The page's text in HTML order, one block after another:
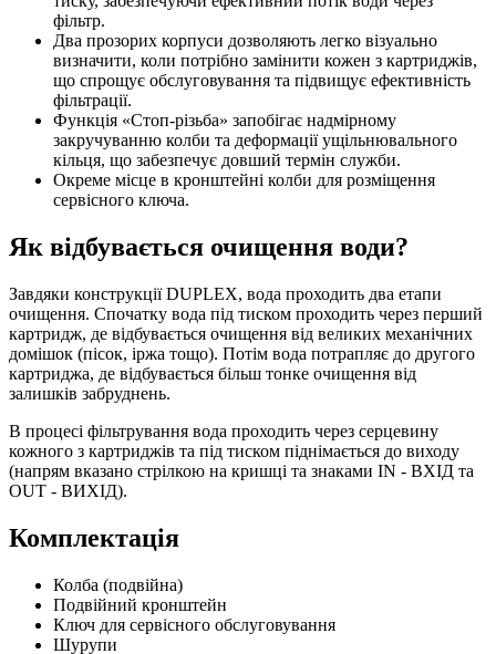
фільтр.
Два прозорих корпуси дозволяють легко візуально
визначити, коли потрібно замінити кожен з картриджів,
що спрощує обслуговування та підвищує ефективність
фільтрації.
Функція «Стоп-різьба» запобігає надмірному
закручуванню колби та деформації ущільнювального
кільця, що забезпечує довший термін служби.
Окреме місце в кронштейні колби для розміщення
сервісного ключа.
Як відбувається очищення води?
Завдяки конструкції DUPLEX, вода проходить два етапи
очищення. Спочатку вода під тиском проходить через перший
картридж, де відбувається очищення від великих механічних
домішок (пісок, іржа тощо). Потім вода потрапляє до другого
картриджа, де відбувається більш тонке очищення від
залишків забруднень.
В процесі фільтрування вода проходить через серцевину
кожного з картриджів та під тиском піднімається до виходу
(напрям вказано стрілкою на кришці та знаками IN - ВХІД та
OUT - ВИХІД).
Комплектація
Колба (подвійна)
Подвійний кронштейн
Ключ для сервісного обслуговування
Шурупи